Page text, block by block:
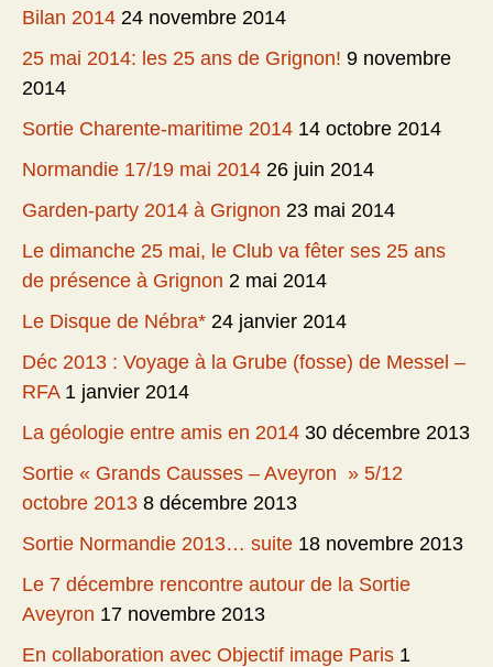
Bilan 2014 24 novembre 2014
25 mai 2014: les 25 ans de Grignon! 9 novembre
2014
Sortie Charente-maritime 2014 14 octobre 2014
Normandie 17/19 mai 2014 26 juin 2014
Garden-party 2014 à Grignon 23 mai 2014
Le dimanche 25 mai, le Club va fêter ses 25 ans
de présence à Grignon 2 mai 2014
Le Disque de Nébra* 24 janvier 2014
Déc 2013 : Voyage à la Grube (fosse) de Messel –
RFA 1 janvier 2014
La géologie entre amis en 2014 30 décembre 2013
Sortie « Grands Causses – Aveyron » 5/12
octobre 2013 8 décembre 2013
Sortie Normandie 2013… suite 18 novembre 2013
Le 7 décembre rencontre autour de la Sortie
Aveyron 17 novembre 2013
En collaboration avec Objectif image Paris 1